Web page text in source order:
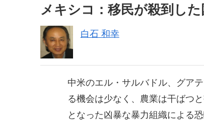
メキシコ：移民が殺到し
白石 和幸
中米のエル・サルバドル、グア
る機会は少なく、農業は干ばつ
となった凶暴な暴力組織による